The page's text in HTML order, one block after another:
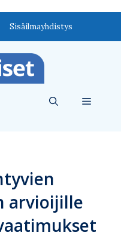
Sisäilmayhdistys
Valikko
arvioijille